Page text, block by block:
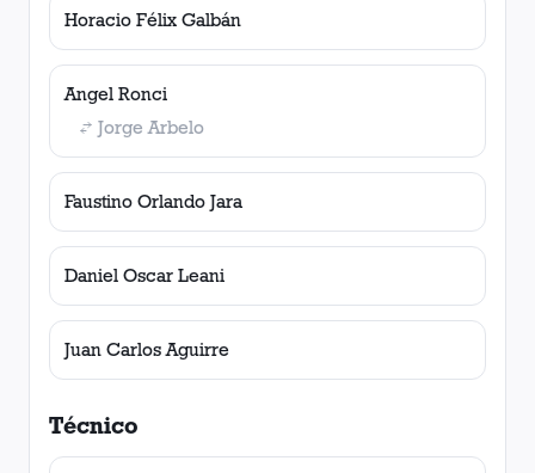
Horacio Félix Galbán
Angel Ronci
Jorge Arbelo
Faustino Orlando Jara
Daniel Oscar Leani
Juan Carlos Aguirre
Técnico